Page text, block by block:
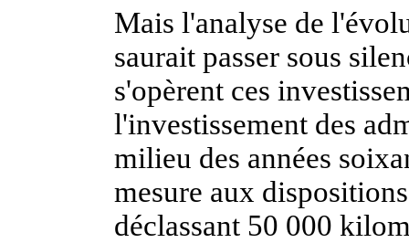
Mais l'analyse de
saurait passer sous
s'opèrent ces
l'investissement des
milieu des années
mesure aux
déclassant 50 000